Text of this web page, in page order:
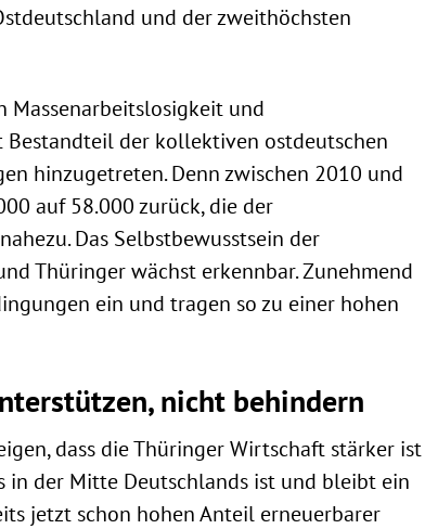
und der zweithöchsten
Massenarbeitslosigkeit und
der kollektiven ostdeutschen
hinzugetreten. Denn zwischen 2010 und
auf 58.000 zurück, die der
Das Selbstbewusstsein der
Thüringer wächst erkennbar. Zunehmend
ein und tragen so zu einer hohen
nicht behindern
dass die Thüringer Wirtschaft stärker ist
in der Mitte Deutschlands ist und bleibt ein
jetzt schon hohen Anteil erneuerbarer